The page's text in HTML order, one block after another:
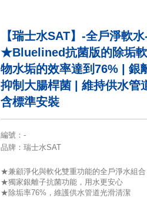
【瑞士水SAT】-全戶淨軟
★Bluelined抗菌版的除垢
物水垢的效率達到76% | 銀
抑制大腸桿菌 | 維持供水管
含標準安裝
編號 ： -
品牌 ：瑞士水SAT
★兼顧淨化與軟化雙重功能的全戶淨水組合
★獨家銀離子抗菌功能，用水更安心
★除垢率76%，維護供水管道光滑清潔